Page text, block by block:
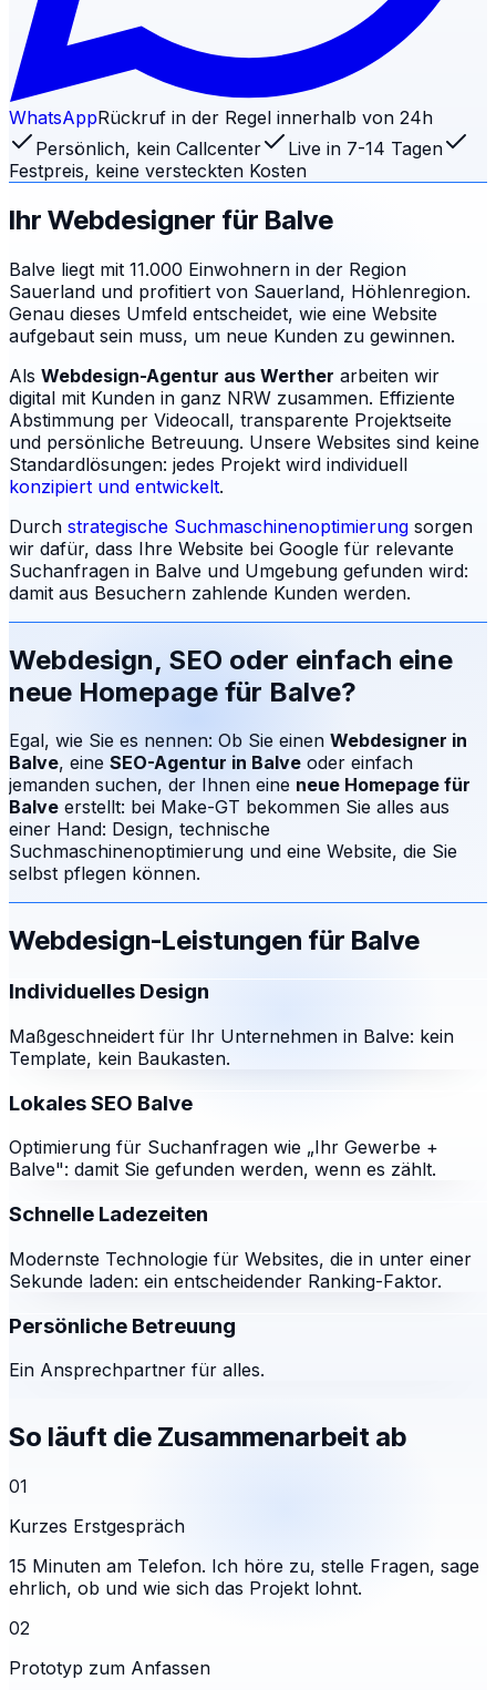
WhatsAppRückruf in der Regel innerhalb von 24h
Persönlich, kein Callcenter
Live in 7-14 Tagen
Festpreis, keine versteckten Kosten
Ihr Webdesigner für Balve
Balve liegt mit 11.000 Einwohnern in der Region
Sauerland und profitiert von Sauerland, Höhlenregion.
Genau dieses Umfeld entscheidet, wie eine Website
aufgebaut sein muss, um neue Kunden zu gewinnen.
Als Webdesign-Agentur aus Werther arbeiten wir
digital mit Kunden in ganz NRW zusammen. Effiziente
Abstimmung per Videocall, transparente Projektseite
und persönliche Betreuung. Unsere Websites sind keine
Standardlösungen: jedes Projekt wird individuell
konzipiert und entwickelt.
Durch strategische Suchmaschinenoptimierung sorgen
wir dafür, dass Ihre Website bei Google für relevante
Suchanfragen in Balve und Umgebung gefunden wird:
damit aus Besuchern zahlende Kunden werden.
Webdesign, SEO oder einfach eine
neue Homepage für Balve?
Egal, wie Sie es nennen: Ob Sie einen Webdesigner in
Balve, eine SEO-Agentur in Balve oder einfach
jemanden suchen, der Ihnen eine neue Homepage für
Balve erstellt: bei Make-GT bekommen Sie alles aus
einer Hand: Design, technische
Suchmaschinenoptimierung und eine Website, die Sie
selbst pflegen können.
Webdesign-Leistungen für Balve
Individuelles Design
Maßgeschneidert für Ihr Unternehmen in Balve: kein
Template, kein Baukasten.
Lokales SEO Balve
Optimierung für Suchanfragen wie „Ihr Gewerbe +
Balve": damit Sie gefunden werden, wenn es zählt.
Schnelle Ladezeiten
Modernste Technologie für Websites, die in unter einer
Sekunde laden: ein entscheidender Ranking-Faktor.
Persönliche Betreuung
Ein Ansprechpartner für alles.
So läuft die Zusammenarbeit ab
01
Kurzes Erstgespräch
15 Minuten am Telefon. Ich höre zu, stelle Fragen, sage
ehrlich, ob und wie sich das Projekt lohnt.
02
Prototyp zum Anfassen